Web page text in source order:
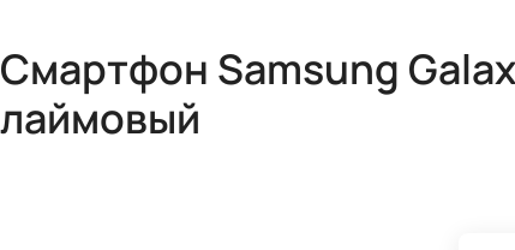
Смартфон Samsung
лаймовый